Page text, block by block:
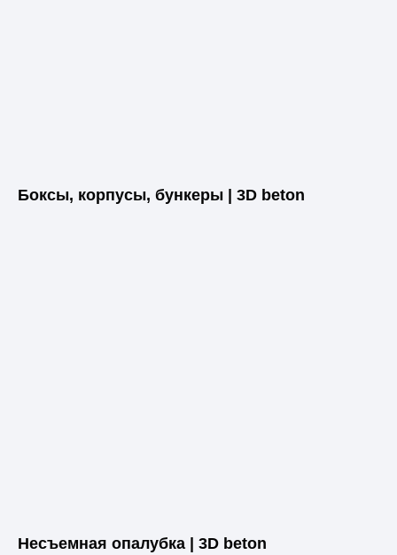
Боксы, корпусы, бункеры | 3D beton
Несъемная опалубка | 3D beton